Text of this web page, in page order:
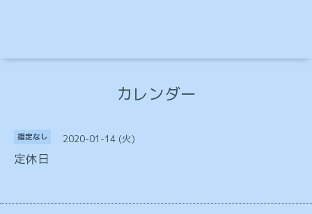
カレンダー
指定なし 2020-01-14 (火)
定休日